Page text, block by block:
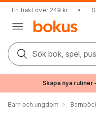
Fri frakt över 249 kr •
Sök bok, spel,
Skapa nya
Barn och ungdom